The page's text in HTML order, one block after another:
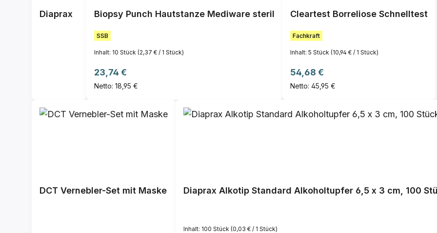
Diaprax Biopsy Punch Hautstanze Mediware steril
SSB
Inhalt: 10 Stück (2,37 € / 1 Stück)
Regulärer Preis:
23,74 €
Netto: 18,95 €
Cleartest Borreliose Schnelltest
Fachkraft
Inhalt: 5 Stück (10,94 € / 1 Stück)
Regulärer Preis:
54,68 €
Netto: 45,95 €
DCT Vernebler-Set mit Maske Diaprax Alkotip Standard Alkoholtupfer 6,5 x 3 cm, 100
Inhalt: 100 Stück (0,03 € / 1 Stück)